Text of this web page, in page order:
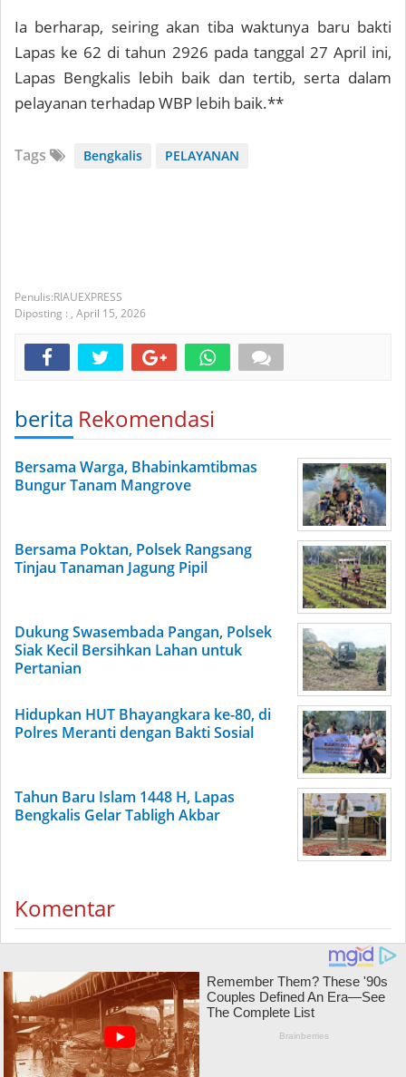
Ia berharap, seiring akan tiba waktunya baru bakti
Lapas ke 62 di tahun 2926 pada tanggal 27 April ini,
Lapas Bengkalis lebih baik dan tertib, serta dalam
pelayanan terhadap WBP lebih baik.**
Tags Bengkalis PELAYANAN
RIAUEXPRESS
Diposting : , April 15, 2026
berita Rekomendasi
Bersama Warga, Bhabinkamtibmas
Bungur Tanam Mangrove
Bersama Poktan, Polsek Rangsang
Tinjau Tanaman Jagung Pipil
Dukung Swasembada Pangan, Polsek
Siak Kecil Bersihkan Lahan untuk
Pertanian
Hidupkan HUT Bhayangkara ke-80, di
Polres Meranti dengan Bakti Sosial
Tahun Baru Islam 1448 H, Lapas
Bengkalis Gelar Tabligh Akbar
Komentar